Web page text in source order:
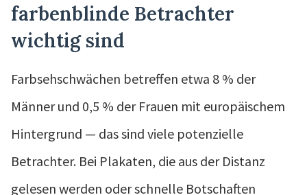
farbenblinde Betrachter
wichtig sind
Farbsehschwächen betreffen etwa 8 % der
Männer und 0,5 % der Frauen mit europäischem
Hintergrund — das sind viele potenzielle
Betrachter. Bei Plakaten, die aus der Distanz
gelesen werden oder schnelle Botschaften